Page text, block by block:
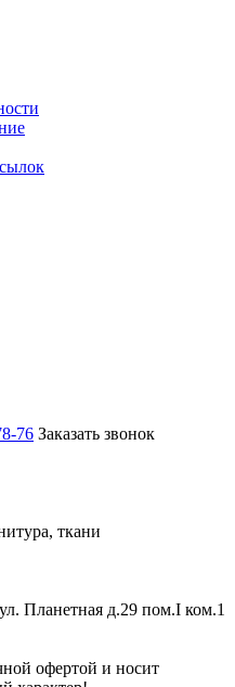
76 Заказать звонок
ткани
Планетная д.29 пом.I ком.1
офертой и носит